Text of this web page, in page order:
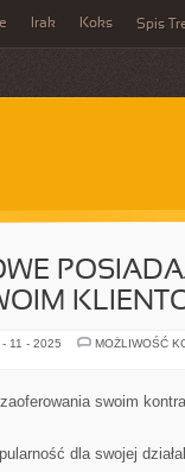
Irak Koks Spis
11 - 2025
MOŻLIWOŚĆ
swoim
dla swojej